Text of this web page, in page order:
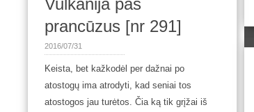
Vulkanija pas
prancūzus [nr 291]
2016/07/31
Keista, bet kažkodėl per dažnai po
atostogų ima atrodyti, kad seniai tos
atostogos jau turėtos. Čia ką tik grįžai iš